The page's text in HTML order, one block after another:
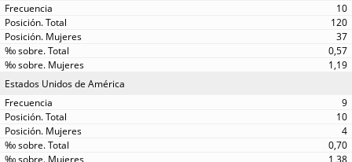
10
120
37
0,57
1,19
Estados Unidos de América
9
10
4
0,70
1,38